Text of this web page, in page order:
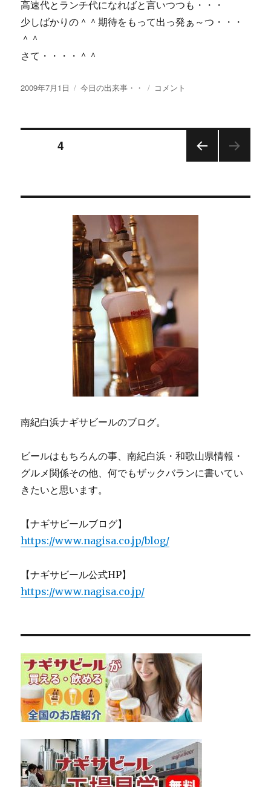
高速代とランチ代になればと言いつつも・・・
少しばかりの＾＾期待をもって出っ発ぁ～つ・・・
＾＾
さて・・・・＾＾
投
2009年7月1日
カ
リ
今日の出来事・・
【画
り】
つ・・・
＾
コメント
の
ページ4
南紀白浜ナギサビールのブログ。
ビールはもちろんの事、南紀白浜・和歌山県情報・
グルメ関係その他、何でもザックバランに書いてい
きたいと思います。
【ナギサビールブログ】
https://www.nagisa.co.jp/blog/
【ナギサビール公式HP】
https://www.nagisa.co.jp/